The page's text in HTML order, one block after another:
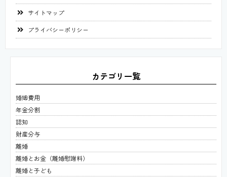
サイトマップ
プライバシーポリシー
カテゴリ一覧
婚姻費用
年金分割
認知
財産分与
離婚
離婚とお金（離婚慰謝料）
離婚と子ども